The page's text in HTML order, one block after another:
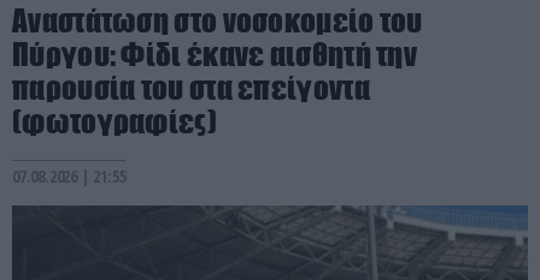
Αναστάτωση στο νοσοκομείο του
Πύργου: Φίδι έκανε αισθητή την
παρουσία του στα επείγοντα
(φωτογραφίες)
07.08.2026 | 21:55